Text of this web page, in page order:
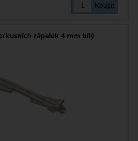
zápalek 4 mm bílý